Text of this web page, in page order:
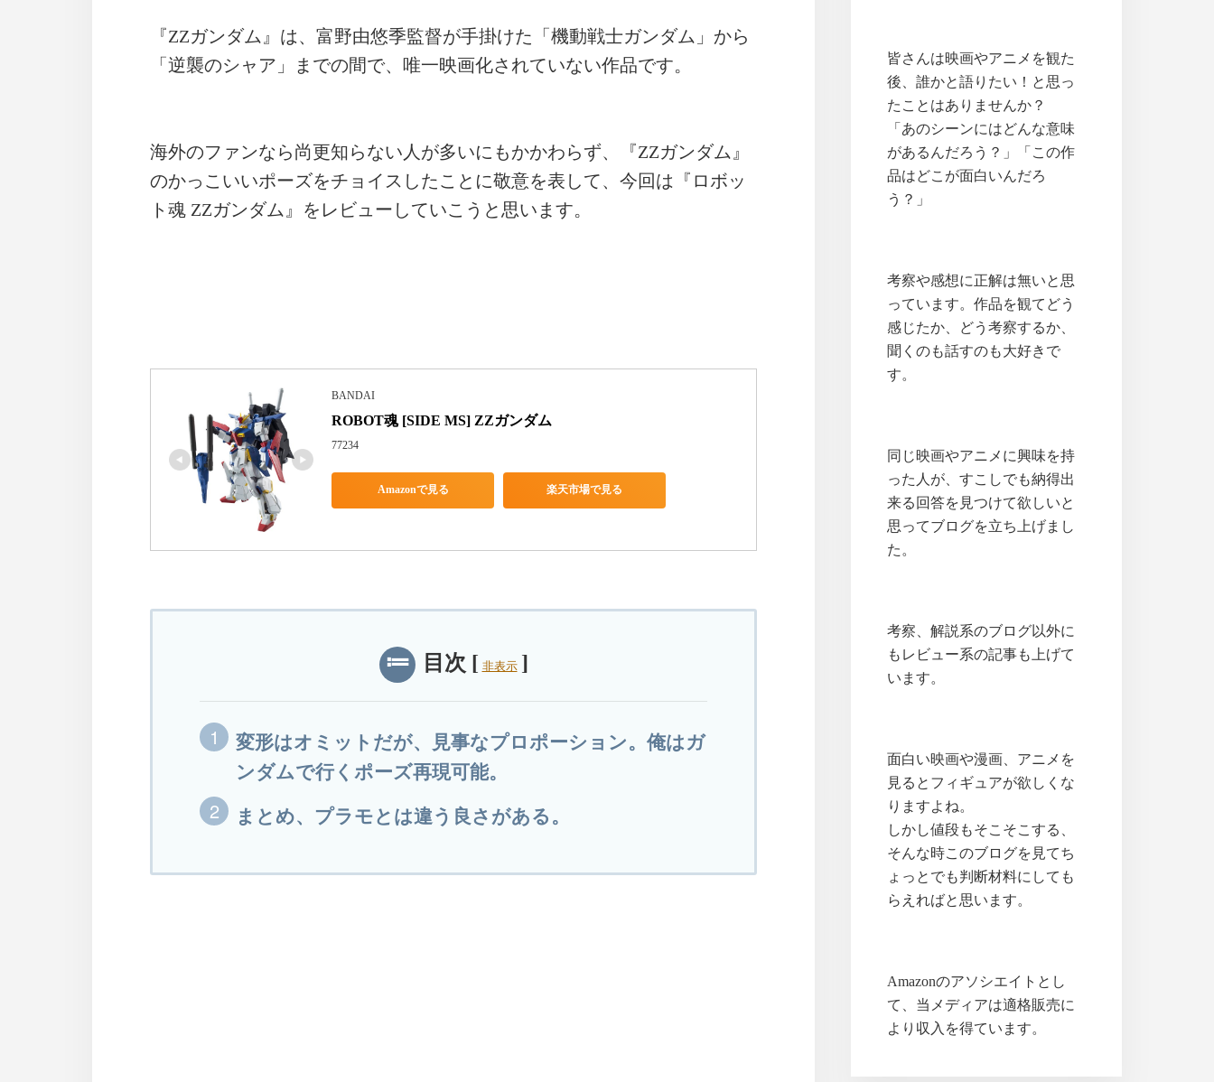
『ZZガンダム』は、富野由悠季監督が手掛けた「機動戦士ガンダム」から
「逆襲のシャア」までの間で、唯一映画化されていない作品です。
海外のファンなら尚更知らない人が多いにもかかわらず、『ZZガンダム』
のかっこいいポーズをチョイスしたことに敬意を表して、今回は『ロボッ
ト魂 ZZガンダム』をレビューしていこうと思います。
BANDAI
ROBOT魂 [SIDE MS] ZZガンダム
77234
Amazonで見る 楽天市場で見る
目次 [ 非表示 ]
変形はオミットだが、見事なプロポーション。俺はガ
ンダムで行くポーズ再現可能。
まとめ、プラモとは違う良さがある。
皆さんは映画やアニメを観た
後、誰かと語りたい！と思っ
たことはありませんか？
「あのシーンにはどんな意味
があるんだろう？」「この作
品はどこが面白いんだろ
う？」
考察や感想に正解は無いと思
っています。作品を観てどう
感じたか、どう考察するか、
聞くのも話すのも大好きで
す。
同じ映画やアニメに興味を持
った人が、すこしでも納得出
来る回答を見つけて欲しいと
思ってブログを立ち上げまし
た。
考察、解説系のブログ以外に
もレビュー系の記事も上げて
います。
面白い映画や漫画、アニメを
見るとフィギュアが欲しくな
りますよね。
しかし値段もそこそこする、
そんな時このブログを見てち
ょっとでも判断材料にしても
らえればと思います。
Amazonのアソシエイトとし
て、当メディアは適格販売に
より収入を得ています。